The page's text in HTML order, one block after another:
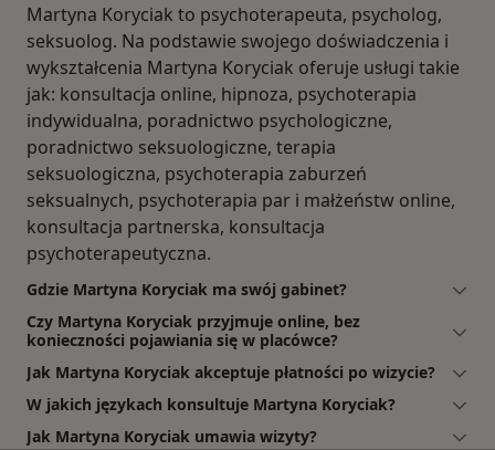
Martyna Koryciak to psychoterapeuta, psycholog,
seksuolog. Na podstawie swojego doświadczenia i
wykształcenia Martyna Koryciak oferuje usługi takie
jak: konsultacja online, hipnoza, psychoterapia
indywidualna, poradnictwo psychologiczne,
poradnictwo seksuologiczne, terapia
seksuologiczna, psychoterapia zaburzeń
seksualnych, psychoterapia par i małżeństw online,
konsultacja partnerska, konsultacja
psychoterapeutyczna.
Gdzie Martyna Koryciak ma swój gabinet?
Czy Martyna Koryciak przyjmuje online, bez
konieczności pojawiania się w placówce?
Jak Martyna Koryciak akceptuje płatności po wizycie?
W jakich językach konsultuje Martyna Koryciak?
Jak Martyna Koryciak umawia wizyty?